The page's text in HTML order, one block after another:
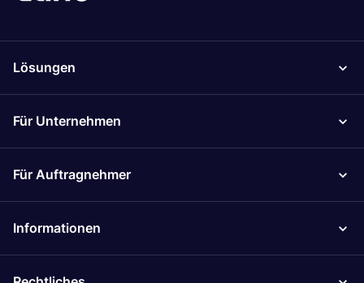
Lösungen
Für Unternehmen
Für Auftragnehmer
Informationen